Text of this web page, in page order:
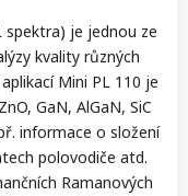
spektra) je jednou ze
kvality různých
Mini PL 110 je
GaN, AlGaN, SiC
informace o složení
polovodiče atd.
Ramanových